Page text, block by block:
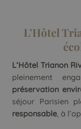
L’Hôtel
L’Hôtel Trianon
pleinement
préservation
séjour Parisien
responsable, à